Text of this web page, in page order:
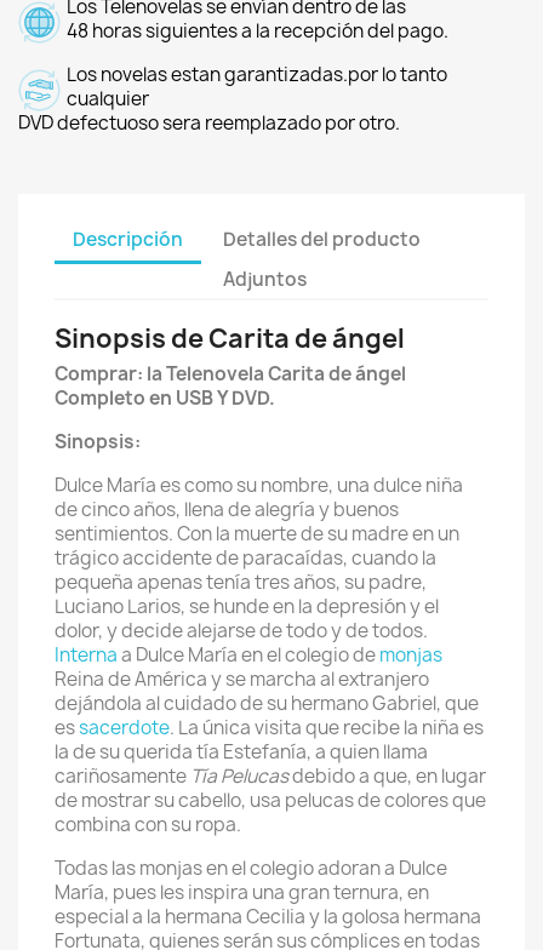
Los Telenovelas se envían dentro de las
48 horas siguientes a la recepción del pago.
Los novelas estan garantizadas.por lo tanto
cualquier
DVD defectuoso sera reemplazado por otro.
Descripción
Detalles del producto
Adjuntos
Sinopsis de Carita de ángel
Comprar: la Telenovela Carita de ángel
Completo en USB Y DVD.
Sinopsis:
Dulce María es como su nombre, una dulce niña
de cinco años, llena de alegría y buenos
sentimientos. Con la muerte de su madre en un
trágico accidente de paracaídas, cuando la
pequeña apenas tenía tres años, su padre,
Luciano Larios, se hunde en la depresión y el
dolor, y decide alejarse de todo y de todos.
Internaa Dulce María en el colegio demonjas
Reina de América y se marcha al extranjero
dejándola al cuidado de su hermano Gabriel, que
essacerdote. La única visita que recibe la niña es
la de su querida tía Estefanía, a quien llama
cariñosamente Tía Pelucasdebido a que, en lugar
de mostrar su cabello, usa pelucas de colores que
combina con su ropa.
Todas las monjas en el colegio adoran a Dulce
María, pues les inspira una gran ternura, en
especial a la hermana Cecilia y la golosa hermana
Fortunata, quienes serán sus cómplices en todas